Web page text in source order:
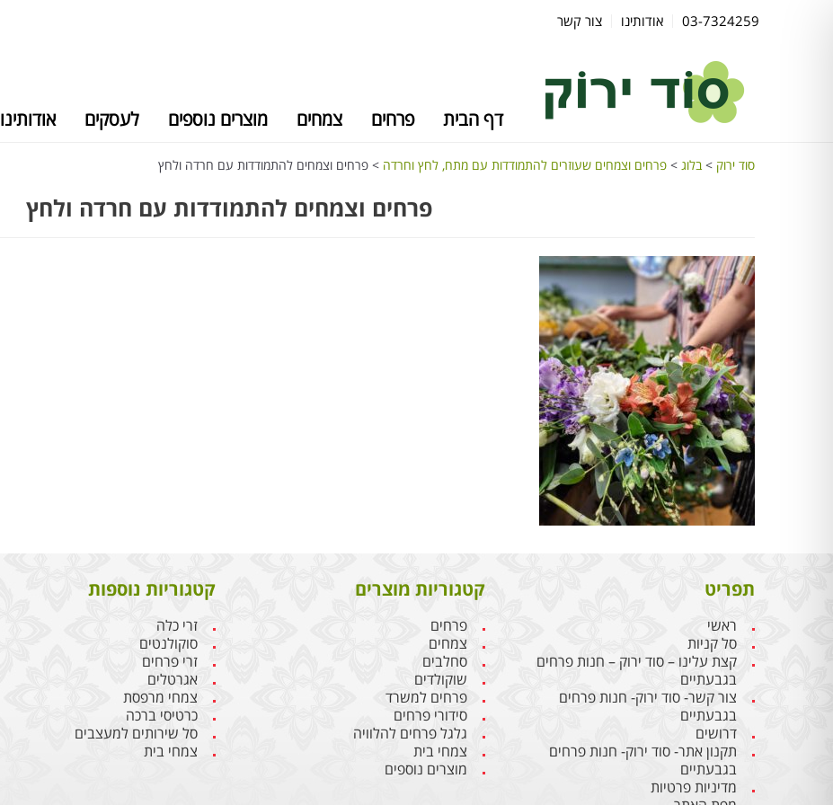
03-7324259 אודותינו צור קשר
דף הבית פרחים צמחים מוצרים נוספים לעסקים אודותינו
סוד ירוק >בלוג > פרחים וצמחים שעוזרים להתמודדות עם מתח, לחץ וחרדה > פרחים וצמחים להתמודדות עם חרדה ולחץ
פרחים וצמחים להתמודדות עם חרדה ולחץ
תפריט
ראשי
סל קניות
קצת עלינו – סוד ירוק – חנות פרחים
בגבעתיים
צור קשר- סוד ירוק- חנות פרחים
בגבעתיים
דרושים
תקנון אתר- סוד ירוק- חנות פרחים
בגבעתיים
מדיניות פרטיות
קטגוריות מוצרים
פרחים
צמחים
סחלבים
שוקולדים
פרחים למשרד
סידורי פרחים
גלגל פרחים להלוויה
צמחי בית
מוצרים נוספים
קטגוריות נוספות
זרי כלה
סוקולנטים
זרי פרחים
אגרטלים
צמחי מרפסת
כרטיסי ברכה
סל שירותים למעצבים
צמחי בית